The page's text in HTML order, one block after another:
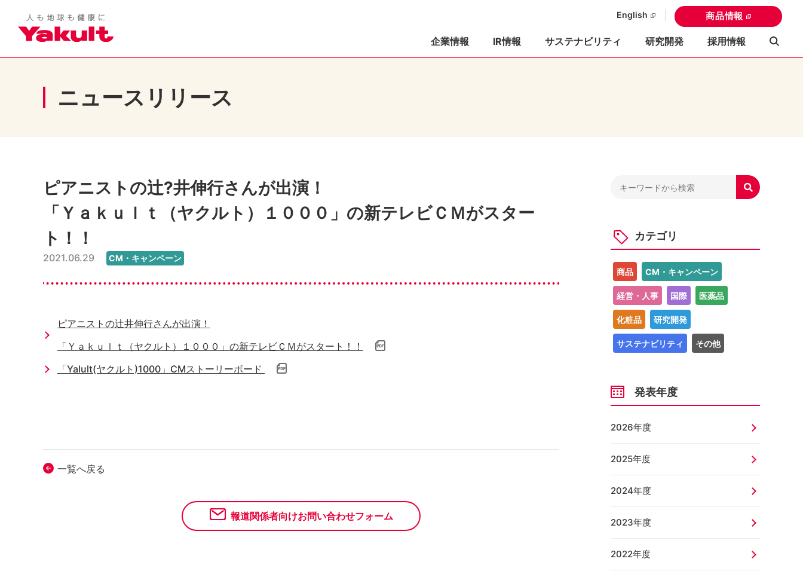
English 商品情報
企業情報 IR情報 サステナビリティ 研究開発 採用情報
ニュースリリース
ピアニストの辻?井伸行さんが出演！
「Ｙａｋｕｌｔ（ヤクルト）１０００」の新テレビＣＭがスター
ト！！
2021.06.29 CM・キャンペーン
ピアニストの辻井伸行さんが出演！
「Ｙａｋｕｌｔ（ヤクルト）１０００」の新テレビＣＭがスタート！！
「Yalult(ヤクルト)1000」CMストーリーボード
一覧へ戻る
報道関係者向けお問い合わせフォーム

カテゴリ
商品 CM・キャンペーン
経営・人事 国際 医薬品
化粧品 研究開発
サステナビリティ その他
発表年度
2026年度
2025年度
2024年度
2023年度
2022年度